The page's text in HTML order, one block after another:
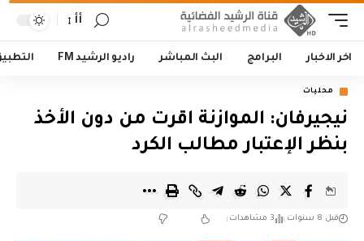
أأ
اخر الاخبار البرامج البث المباشر راديو الرشيد FM
محليات
نيجيرفان: الموازنة اقرت من دون الأخذ
بنظر الإعتبار مطالب الكرد
قبل 8 سنوات 3 مشاهدات